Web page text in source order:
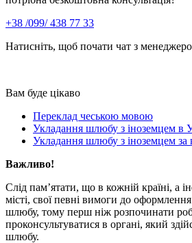
+38 /099/ 438 77 33
Натисніть, щоб почати чат з
Вам буде цікаво
Переклад чеською мовою
Укладання шлюбу з іноземцем в
Укладання шлюбу з іноземцем за
Важливо!
Слід пам’ятати, що в кожній країні, а
місті, свої певні вимоги до
шлюбу, тому перш ніж розпочинати
проконсультуватися в органі, який
шлюбу.